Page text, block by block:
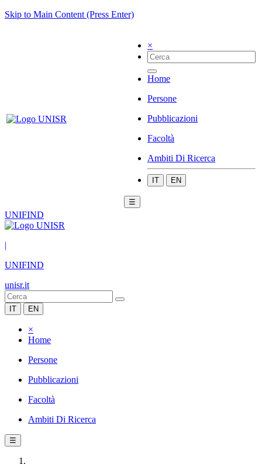
Skip to Main Content (Press Enter)
×
Home
Persone
Pubblicazioni
Facoltà
Ambiti Di Ricerca
IT EN
☰
UNIFIND
|
UNIFIND
unisr.it
IT EN
×
Home
Persone
Pubblicazioni
Facoltà
Ambiti Di Ricerca
☰